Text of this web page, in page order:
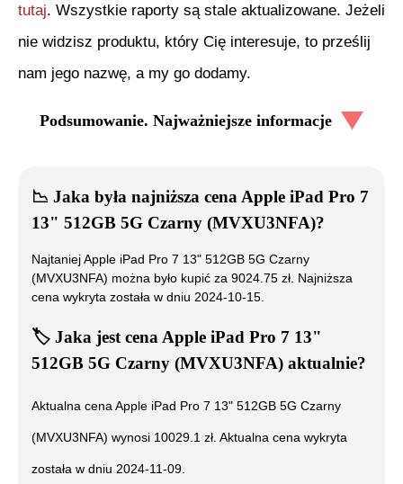
tutaj. Wszystkie raporty są stale aktualizowane. Jeżeli
nie widzisz produktu, który Cię interesuje, to prześlij
nam jego nazwę, a my go dodamy.
Podsumowanie. Najważniejsze informacje
📉 Jaka była najniższa cenaApple iPad Pro 7
13" 512GB 5G Czarny (MVXU3NFA)?
NajtaniejApple iPad Pro 7 13" 512GB 5G Czarny
(MVXU3NFA) można było kupić za 9024.75 zł. Najniższa
cena wykryta została w dniu 2024-10-15
🏷️ Jaka jest cena Apple iPad Pro 7 13"
512GB 5G Czarny (MVXU3NFA) aktualnie?
Aktualna cena Apple iPad Pro 7 13" 512GB 5G Czarny
(MVXU3NFA) wynosi 10029.1 zł. Aktualna cena wykryta
została w dniu 2024-11-09